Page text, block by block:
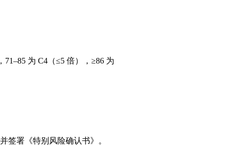
为 C4（≤5 倍），≥86 为
签署《特别风险确认书》。